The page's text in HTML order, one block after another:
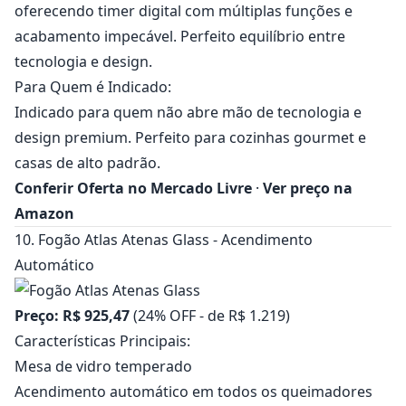
oferecendo timer digital com múltiplas funções e
acabamento impecável. Perfeito equilíbrio entre
tecnologia e design.
Para Quem é Indicado:
Indicado para quem não abre mão de tecnologia e
design premium. Perfeito para cozinhas gourmet e
casas de alto padrão.
Conferir Oferta no Mercado Livre · Ver preço na
Amazon
10. Fogão Atlas Atenas Glass - Acendimento
Automático
Preço: R$ 925,47(24% OFF - de R$ 1.219)
Características Principais:
Mesa de vidro temperado
Acendimento automático em todos os queimadores